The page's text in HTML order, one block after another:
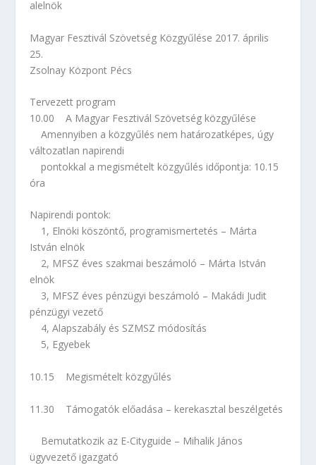
alelnök
Magyar Fesztivál Szövetség Közgyűlése 2017. április
25.
Zsolnay Központ Pécs
Tervezett program
10.00 A Magyar Fesztivál Szövetség közgyűlése
Amennyiben a közgyűlés nem határozatképes, úgy
változatlan napirendi
pontokkal a megismételt közgyűlés időpontja: 10.15
óra
Napirendi pontok:
1, Elnöki köszöntő, programismertetés – Márta
István elnök
2, MFSZ éves szakmai beszámoló – Márta István
elnök
3, MFSZ éves pénzügyi beszámoló – Makádi Judit
pénzügyi vezető
4, Alapszabály és SZMSZ módosítás
5, Egyebek
10.15 Megismételt közgyűlés
11.30 Támogatók előadása – kerekasztal beszélgetés
Bemutatkozik az E-Cityguide – Mihalik János
ügyvezető igazgató